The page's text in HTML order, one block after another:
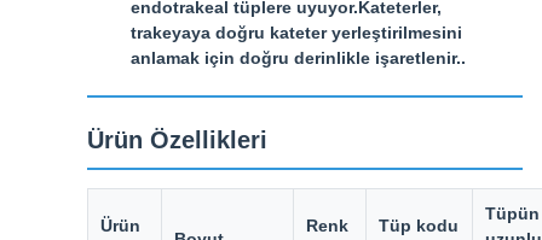
endotrakeal tüplere uyuyor.Kateterler,
trakeyaya doğru kateter yerleştirilmesini
anlamak için doğru derinlikle işaretlenir..
Ürün Özellikleri
Ürün
Renk
Tüp kodu
Tüpün